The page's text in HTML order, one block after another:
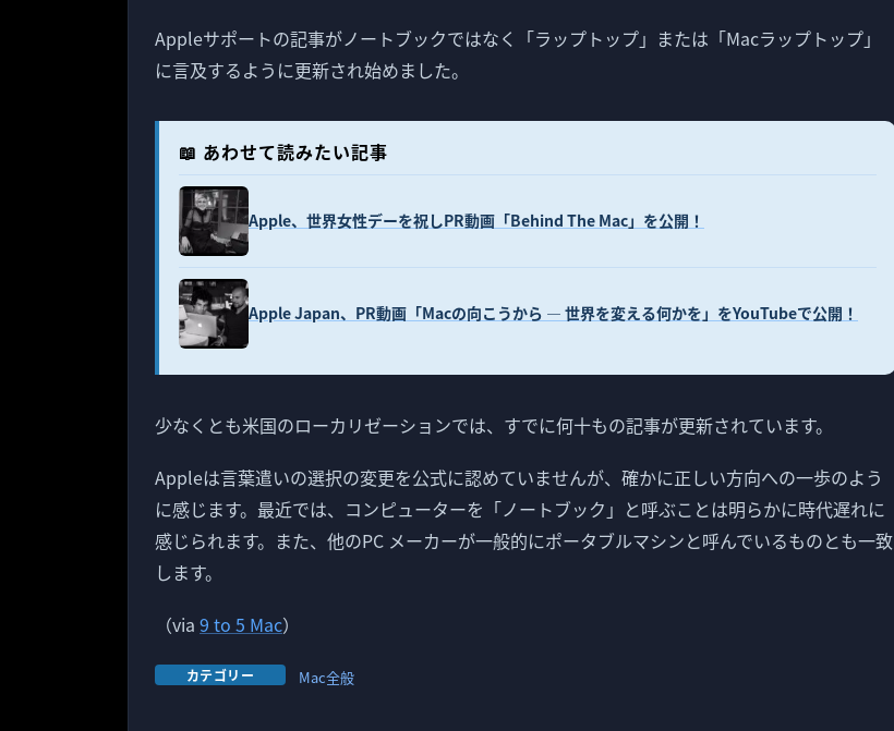
Appleサポートの記事がノートブックではなく「ラップトップ」または「Macラップトップ」
に言及するように更新され始めました。
📖 あわせて読みたい記事
Apple、世界女性デーを祝しPR動画「Behind The Mac」を公開！
Apple Japan、PR動画「Macの向こうから — 世界を変える何かを」をYouTubeで公開！
少なくとも米国のローカリゼーションでは、すでに何十もの記事が更新されています。
Appleは言葉遣いの選択の変更を公式に認めていませんが、確かに正しい方向への一歩のよう
に感じます。最近では、コンピューターを「ノートブック」と呼ぶことは明らかに時代遅れに
感じられます。また、他のPC メーカーが一般的にポータブルマシンと呼んでいるものとも一致
します。
（via 9 to 5 Mac）
カテゴリー Mac全般